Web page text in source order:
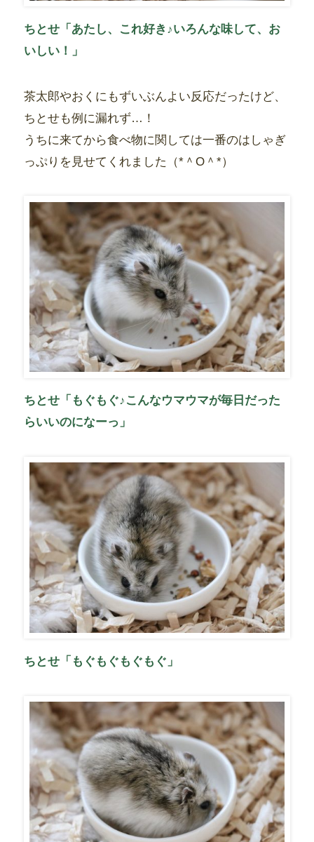
ちとせ「あたし、これ好き♪いろんな味して、お
いしい！」
茶太郎やおくにもずいぶんよい反応だったけど、
ちとせも例に漏れず…！
うちに来てから食べ物に関しては一番のはしゃぎ
っぷりを見せてくれました（*＾O＾*）
ちとせ「もぐもぐ♪こんなウマウマが毎日だった
らいいのになーっ」
ちとせ「もぐもぐもぐもぐ」